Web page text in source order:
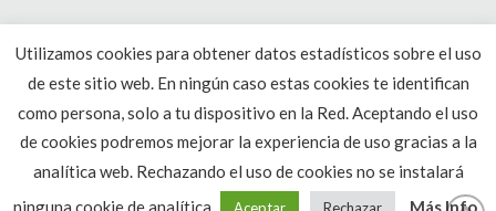
João V, 24
1250-091 Lisboa, Portugal
Telf: +351 220 993 033
Utilizamos cookies para obtener datos estadísticos sobre el uso
de este sitio web. En ningún caso estas cookies te identifican
como persona, solo a tu dispositivo en la Red. Aceptando el uso
de cookies podremos mejorar la experiencia de uso gracias a la
analítica web. Rechazando el uso de cookies no se instalará
ninguna cookie de analítica.
Más Info